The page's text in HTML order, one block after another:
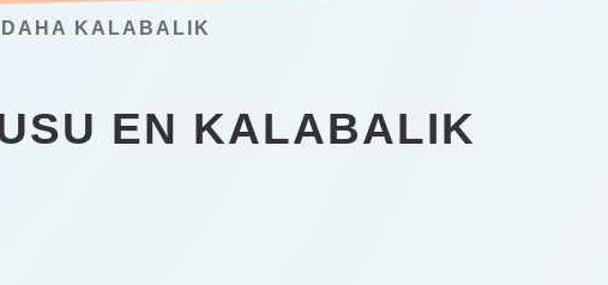
KALABALIK
EN KALABALIK